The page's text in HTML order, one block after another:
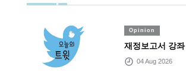
Opinion
재정보고서 강좌
04 Aug 2026